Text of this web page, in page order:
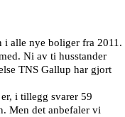
i alle nye boliger fra 2011.
Ni av ti husstander
TNS Gallup har gjort
i tillegg svarer 59
Men det anbefaler vi